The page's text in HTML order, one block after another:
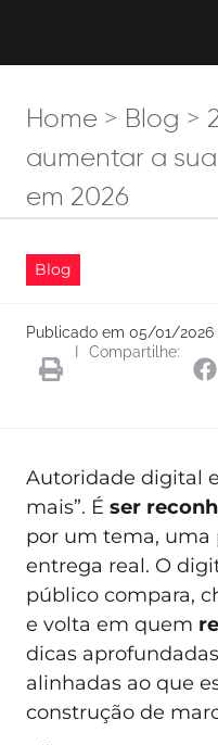
Home > Blog >
aumentar a
em 2026
Blog
Publicado em 05/01/2026
Compartilhe:
Autoridade digital
mais”. É ser
por um tema, uma
entrega real. O
público compara,
e volta em quem
dicas
alinhadas ao que
construção de